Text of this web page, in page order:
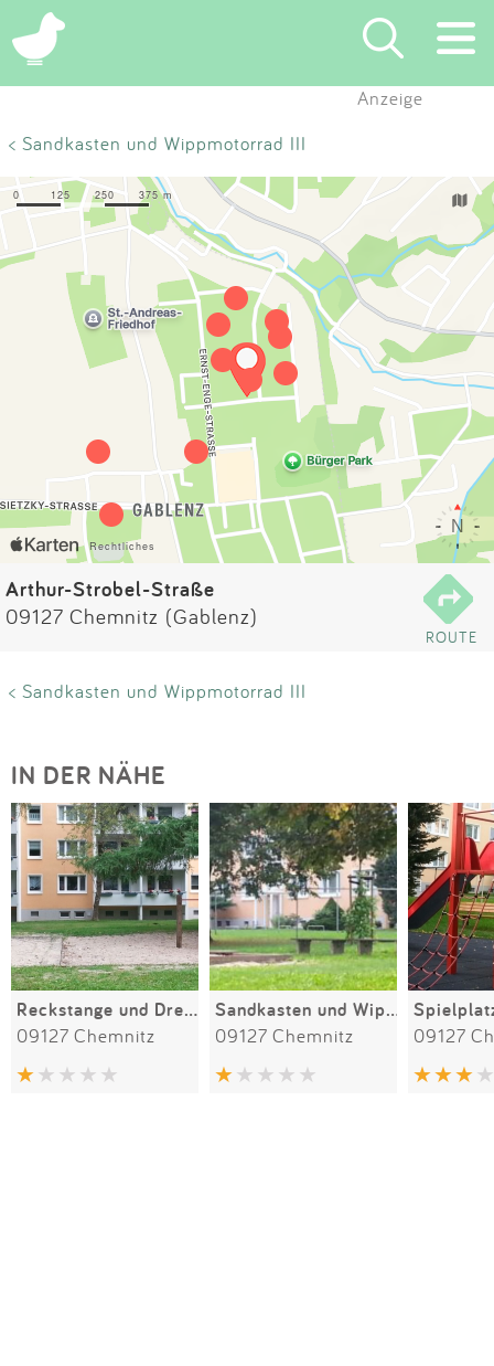
×
Suchen
Eintragen
App
Blog
Partner
Kontakt
Impressum
Anmelden
Anzeige
< Sandkasten und Wippmotorrad III
Arthur-Strobel-Straße
09127 Chemnitz (Gablenz)
ROUTE
< Sandkasten und Wippmotorrad III
IN DER NÄHE
Reckstange und Drehelement
09127 Chemnitz
Sandkasten und Wipptier
09127 Chemnitz 09127